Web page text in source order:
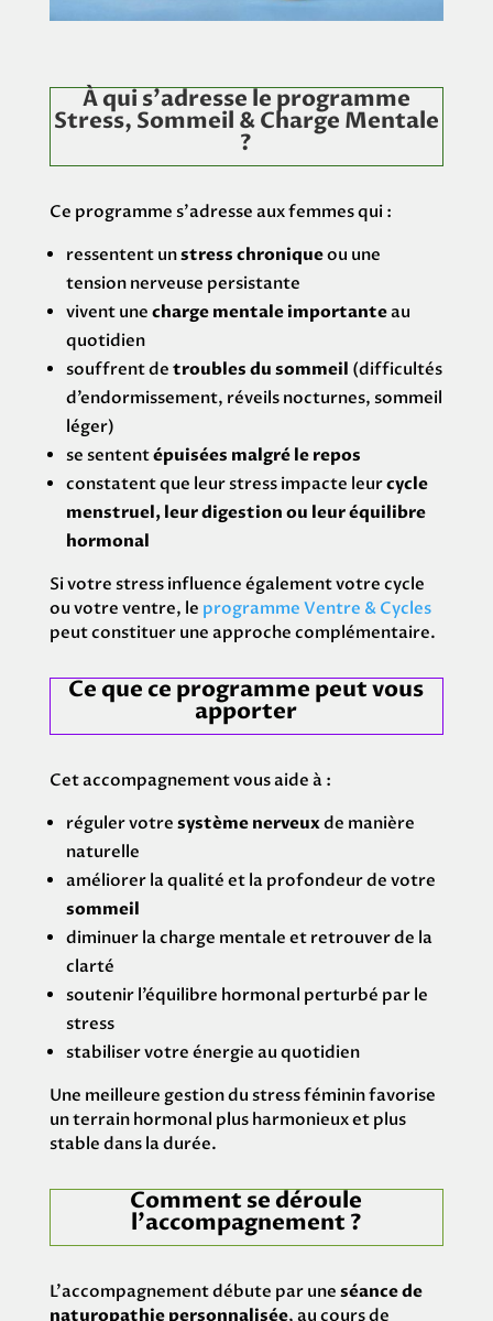
À qui s’adresse le programme
Stress, Sommeil & Charge Mentale
?
Ce programme s’adresse aux femmes qui :
ressentent unstress chroniqueou une
tension nerveuse persistante
vivent une charge mentale importanteau
quotidien
souffrent de troubles du sommeil (difficultés
d’endormissement, réveils nocturnes, sommeil
léger)
se sententépuisées malgré le repos
constatent que leur stress impacte leurcycle
menstruel, leur digestion ou leur équilibre
hormonal
Si votre stress influence également votre cycle
ou votre ventre, le programme Ventre & Cycles
peut constituer une approche complémentaire.
Ce que ce programme peut vous
apporter
Cet accompagnement vous aide à :
réguler votre système nerveuxde manière
naturelle
améliorer la qualité et la profondeur de votre
sommeil
diminuer la charge mentale et retrouver de la
clarté
soutenir l’équilibre hormonal perturbé par le
stress
stabiliser votre énergie au quotidien
Une meilleure gestion du stress féminin favorise
un terrain hormonal plus harmonieux et plus
stable dans la durée.
Comment se déroule
l’accompagnement ?
L’accompagnement débute par une séance de
naturopathie personnalisée, au cours de